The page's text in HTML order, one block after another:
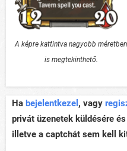
A képre kattintva nagyobb méretben
is megtekinthető.
Ha bejelentkezel , vagy
privát üzenetek küldésére
illetve a captchát sem kell